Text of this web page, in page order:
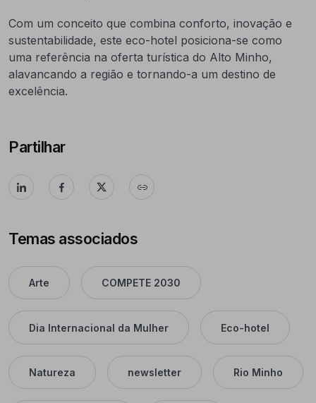
Com um conceito que combina conforto, inovação e
sustentabilidade, este eco-hotel posiciona-se como
uma referência na oferta turística do Alto Minho,
alavancando a região e tornando-a um destino de
excelência.
Partilhar
Temas associados
Arte COMPETE 2030
Dia Internacional da Mulher Eco-hotel
Natureza newsletter Rio Minho